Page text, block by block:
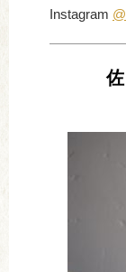
Instagram